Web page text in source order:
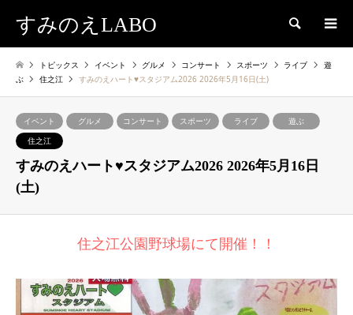
すみのえLABO 検索
トピックス イベント グルメ コンサート スポーツ ライブ
遊
ぶ
住之江 すみのえハート♥スタジアム2026 2026年5月16日(土)
イベント グルメ コンサート スポーツ ライブ
遊ぶ
住之江
すみのえハート♥スタジアム2026 2026年5月16日
(土)
住之江公園野球場にて開催！！